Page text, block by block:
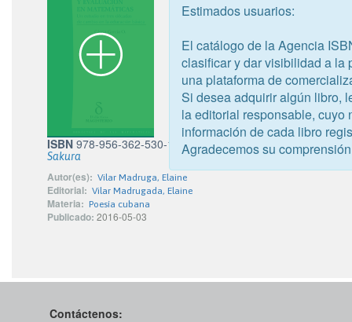
ISBN 978-956-362-530-1
Sakura
Autor(es): Vilar Madruga, Elaine
Editorial: Vilar Madrugada, Elaine
Materia: Poesía cubana
Publicado: 2016-05-03
Contáctenos:
Estimados usuarios:
El catálogo de la Agencia
clasificar y dar visibilidad a la
una plataforma de
Si desea adquirir algún libro,
la editorial responsable, cuyo
información de cada libro
Agradecemos su